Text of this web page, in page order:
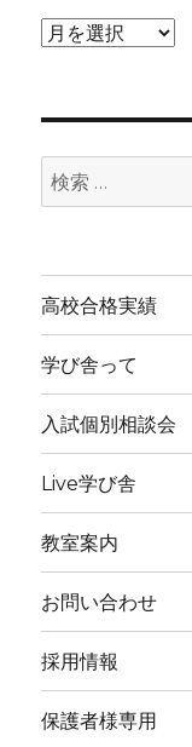
ア
ブ
検
索:
高校合格実績
学び舎って
入試個別相談会
Live学び舎
教室案内
お問い合わせ
採用情報
保護者様専用